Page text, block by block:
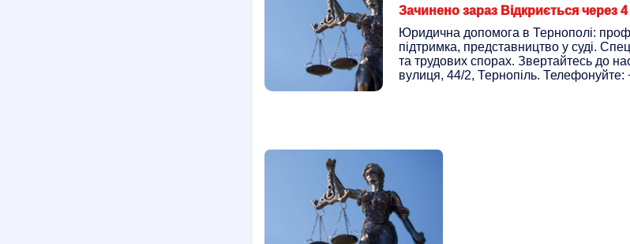
Зачинено зараз Відкриється через 4
Юридична допомога в Тернополі:
підтримка, представництво у суді.
та трудових спорах. Звертайтесь до
вулиця, 44/2, Тернопіль.